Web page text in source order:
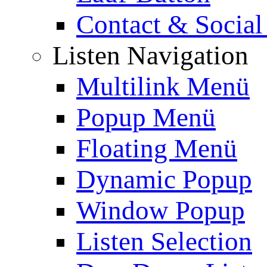
Contact &
Listen Navigation
Multilink Menü
Popup Menü
Floating Menü
Dynamic Popup
Window Popup
Listen Selection